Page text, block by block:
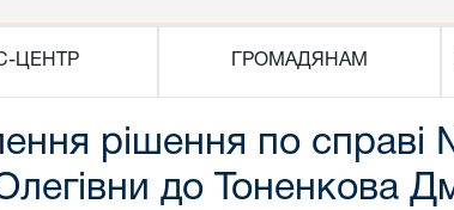
ЦЕНТР ГРОМАДЯНАМ
рішення по
до Тоненкова